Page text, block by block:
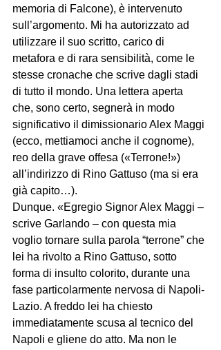
memoria di Falcone), è intervenuto
sull’argomento. Mi ha autorizzato ad
utilizzare il suo scritto, carico di
metafora e di rara sensibilità, come le
stesse cronache che scrive dagli stadi
di tutto il mondo. Una lettera aperta
che, sono certo, segnerà in modo
significativo il dimissionario Alex Maggi
(ecco, mettiamoci anche il cognome),
reo della grave offesa («Terrone!»)
all’indirizzo di Rino Gattuso (ma si era
già capito…).
Dunque. «Egregio Signor Alex Maggi –
scrive Garlando – con questa mia
voglio tornare sulla parola “terrone” che
lei ha rivolto a Rino Gattuso, sotto
forma di insulto colorito, durante una
fase particolarmente nervosa di Napoli-
Lazio. A freddo lei ha chiesto
immediatamente scusa al tecnico del
Napoli e gliene do atto. Ma non le